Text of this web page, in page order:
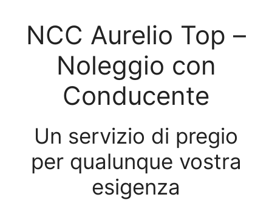
NCC Aurelio Top –
Noleggio con
Conducente
Un servizio di pregio
per qualunque vostra
esigenza